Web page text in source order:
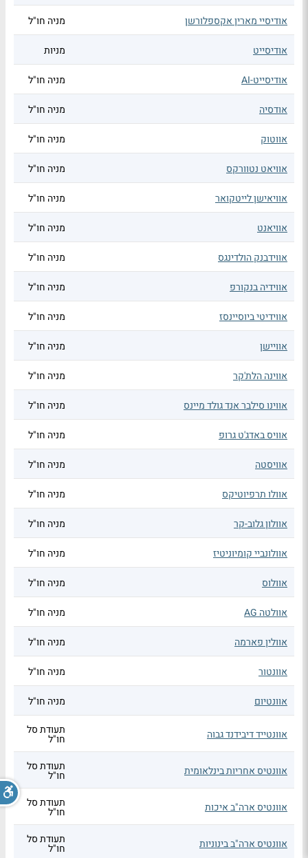
אודיסיי מארין אקספלורשן מניה חו"ל
אודיסייט מניות
אודיסייט-AI מניה חו"ל
אודסיה מניה חו"ל
אווטוק מניה חו"ל
אוויאט נטוורקס מניה חו"ל
אוויאישן לייטקואר מניה חו"ל
אוויאנט מניה חו"ל
אווידבנק הולדינגס מניה חו"ל
אווידיה בנקורפ מניה חו"ל
אווידיטי ביוסיינסז מניה חו"ל
אוויישן מניה חו"ל
אווינה הלת'קר מניה חו"ל
אווינו סילבר אנד גולד מיינס מניה חו"ל
אוויס באדג'ט גרופ מניה חו"ל
אוויסטה מניה חו"ל
אוולו תרפיוטיקס מניה חו"ל
אוולון גלוב-קר מניה חו"ל
אוולונביי קומיוניטיז מניה חו"ל
אוולוס מניה חו"ל
אוולטה AG מניה חו"ל
אוולין פארמה מניה חו"ל
אוונטור מניה חו"ל
אוונטיום מניה חו"ל
אוונטייד דיבידנד גבוה תעודת סל
חו"ל
אוונטיס אחריות בינלאומית תעודת סל
חו"ל
אוונטיס ארה"ב איכות תעודת סל
חו"ל
אוונטיס ארה"ב בינוניות תעודת סל
חו"ל